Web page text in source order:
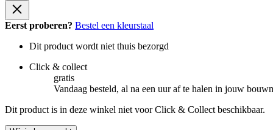
Eerst proberen? Bestel een kleurstaal
Dit product wordt niet thuis bezorgd
Click & collect
gratis
Vandaag besteld, al na een uur af te halen in jouw
Dit product is in deze winkel niet voor Click & Collect beschikbaar.